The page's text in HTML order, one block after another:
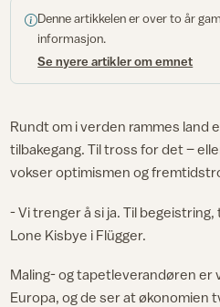
Denne artikkelen er over to år
informasjon.
Se nyere artikler om emnet
Rundt om i verden rammes land
tilbakegang. Til tross for det –
vokser optimismen og
- Vi trenger å si ja. Til
Lone Kisbye i Flügger.
Maling- og tapetleverandøren er
Europa, og de ser at økonomien